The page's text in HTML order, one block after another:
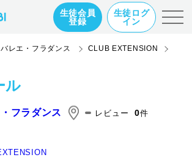
生徒会員
登録
生徒ログ
イン
レエ・フラダンス
CLUB EXTENSION
ル
フラダンス レビュー 0件